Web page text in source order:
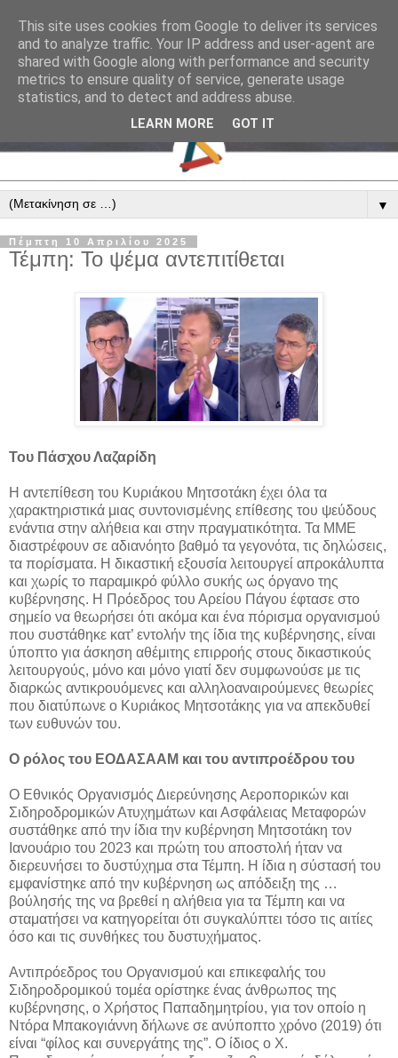
▼
Πέμπτη 10 Απριλίου 2025
Τέμπη: Το ψέμα αντεπιτίθεται
Του Πάσχου Λαζαρίδη
Η αντεπίθεση του Κυριάκου Μητσοτάκη έχει όλα τα
χαρακτηριστικά μιας συντονισμένης επίθεσης του ψεύδους
ενάντια στην αλήθεια και στην πραγματικότητα. Τα ΜΜΕ
διαστρέφουν σε αδιανόητο βαθμό τα γεγονότα, τις δηλώσεις,
τα πορίσματα. Η δικαστική εξουσία λειτουργεί απροκάλυπτα
και χωρίς το παραμικρό φύλλο συκής ως όργανο της
κυβέρνησης. Η Πρόεδρος του Αρείου Πάγου έφτασε στο
σημείο να θεωρήσει ότι ακόμα και ένα πόρισμα οργανισμού
που συστάθηκε κατ’ εντολήν της ίδια της κυβέρνησης, είναι
ύποπτο για άσκηση αθέμιτης επιρροής στους δικαστικούς
λειτουργούς, μόνο και μόνο γιατί δεν συμφωνούσε με τις
διαρκώς αντικρουόμενες και αλληλοαναιρούμενες θεωρίες
που διατύπωνε ο Κυριάκος Μητσοτάκης για να απεκδυθεί
των ευθυνών του.
Ο ρόλος του ΕΟΔΑΣΑΑΜ και του αντιπροέδρου του
Ο Εθνικός Οργανισμός Διερεύνησης Αεροπορικών και
Σιδηροδρομικών Ατυχημάτων και Ασφάλειας Μεταφορών
συστάθηκε από την ίδια την κυβέρνηση Μητσοτάκη τον
Ιανουάριο του 2023 και πρώτη του αποστολή ήταν να
διερευνήσει το δυστύχημα στα Τέμπη. Η ίδια η σύστασή του
εμφανίστηκε από την κυβέρνηση ως απόδειξη της …
βούλησής της να βρεθεί η αλήθεια για τα Τέμπη και να
σταματήσει να κατηγορείται ότι συγκαλύπτει τόσο τις αιτίες
όσο και τις συνθήκες του δυστυχήματος.
Αντιπρόεδρος του Οργανισμού και επικεφαλής του
Σιδηροδρομικού τομέα ορίστηκε ένας άνθρωπος της
κυβέρνησης, ο Χρήστος Παπαδημητρίου, για τον οποίο η
Ντόρα Μπακογιάννη δήλωνε σε ανύποπτο χρόνο (2019) ότι
είναι “φίλος και συνεργάτης της”. Ο ίδιος ο Χ.
This site uses cookies from Google to deliver its services
and to analyze traffic. Your IP address and user-agent are
shared with Google along with performance and security
metrics to ensure quality of service, generate usage
statistics, and to detect and address abuse.
LEARN MORE GOT IT